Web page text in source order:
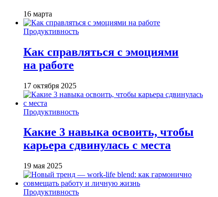
16 марта
Продуктивность
Как справляться с эмоциями
на работе
17 октября 2025
Продуктивность
Какие 3 навыка освоить, чтобы
карьера сдвинулась с места
19 мая 2025
Продуктивность